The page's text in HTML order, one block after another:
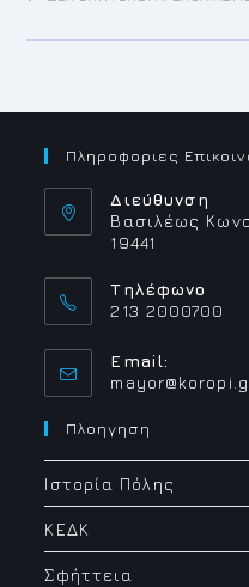
Πληροφοριες
Διεύθυνση
Βασιλέως
19441
Τηλέφωνο
213 2000700
Email:
Πλοηγηση
Ιστορία Πόλης
ΚΕΔΚ
Σφήττεια